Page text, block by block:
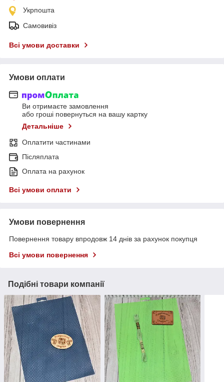
Укрпошта
Самовивіз
Всі умови доставки
Умови оплати
Ви отримаєте замовлення
або гроші повернуться на вашу картку
Детальніше
Оплатити частинами
Післяплата
Оплата на рахунок
Всі умови оплати
Умови повернення
Повернення товару впродовж 14 днів за рахунок покупця
Всі умови повернення
Подібні товари компанії